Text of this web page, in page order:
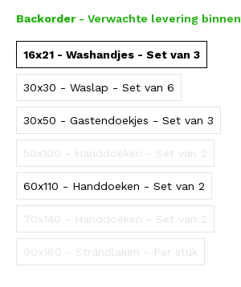
Backorder - Verwachte levering
16x21 - Washandjes - Set van 3
30x30 - Waslap - Set van 6
30x50 - Gastendoekjes - Set van 3
50x100 - Handdoeken - Set van 2
60x110 - Handdoeken - Set van 2
70x140 - Handdoeken - Set van 2
90x180 - Strandlaken - Per stuk